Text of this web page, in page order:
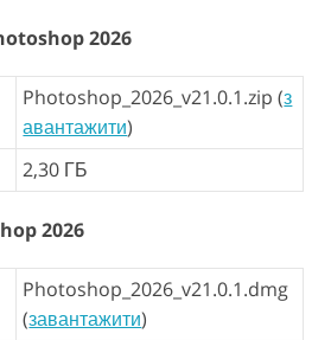
2026
Photoshop_2026_v21.0.1.zip (з
авантажити)
2,30 ГБ
2026
Photoshop_2026_v21.0.1.dmg
(завантажити)